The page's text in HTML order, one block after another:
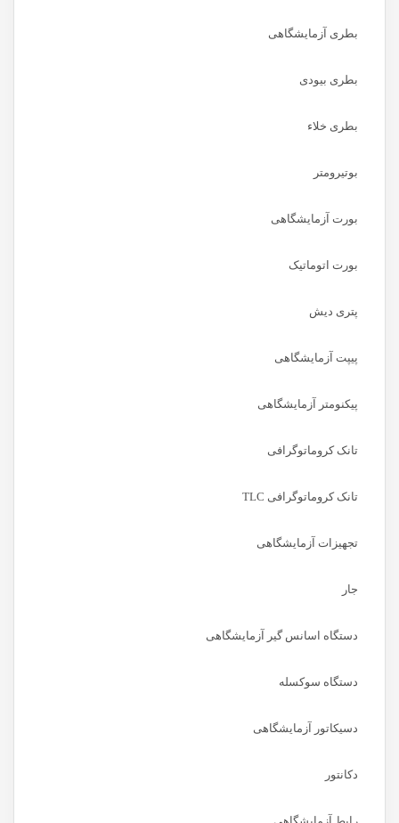
بطری آزمایشگاهی
بطری بیودی
بطری خلاء
بوتیرومتر
بورت آزمایشگاهی
بورت اتوماتیک
پتری دیش
پیپت آزمایشگاهی
پیکنومتر آزمایشگاهی
تانک کروماتوگرافی
تانک کروماتوگرافی TLC
تجهیزات آزمایشگاهی
جار
دستگاه اسانس گیر آزمایشگاهی
دستگاه سوکسله
دسیکاتور آزمایشگاهی
دکانتور